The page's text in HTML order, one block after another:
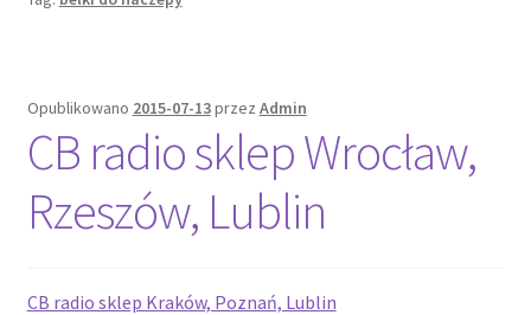
Opublikowano 2015-07-13przez Admin
CB radio sklep Wrocław,
Rzeszów, Lublin
CB radio sklep Kraków, Poznań, Lublin